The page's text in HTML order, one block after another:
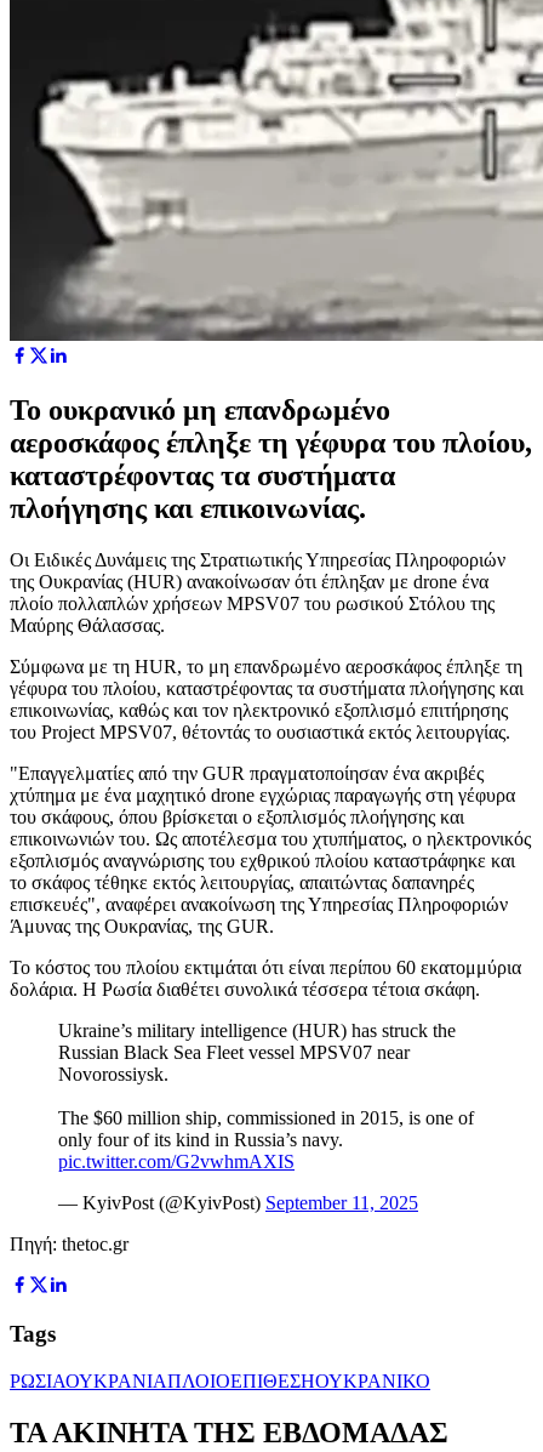
Το ουκρανικό μη επανδρωμένο
αεροσκάφος έπληξε τη γέφυρα του πλοίου,
καταστρέφοντας τα συστήματα
πλοήγησης και επικοινωνίας.
Οι Ειδικές Δυνάμεις της Στρατιωτικής Υπηρεσίας Πληροφοριών
της Ουκρανίας (HUR) ανακοίνωσαν ότι έπληξαν με drone ένα
πλοίο πολλαπλών χρήσεων MPSV07 του ρωσικού Στόλου της
Μαύρης Θάλασσας.
Σύμφωνα με τη HUR, το μη επανδρωμένο αεροσκάφος έπληξε τη
γέφυρα του πλοίου, καταστρέφοντας τα συστήματα πλοήγησης και
επικοινωνίας, καθώς και τον ηλεκτρονικό εξοπλισμό επιτήρησης
του Project MPSV07, θέτοντάς το ουσιαστικά εκτός λειτουργίας.
"Επαγγελματίες από την GUR πραγματοποίησαν ένα ακριβές
χτύπημα με ένα μαχητικό drone εγχώριας παραγωγής στη γέφυρα
του σκάφους, όπου βρίσκεται ο εξοπλισμός πλοήγησης και
επικοινωνιών του. Ως αποτέλεσμα του χτυπήματος, ο ηλεκτρονικός
εξοπλισμός αναγνώρισης του εχθρικού πλοίου καταστράφηκε και
το σκάφος τέθηκε εκτός λειτουργίας, απαιτώντας δαπανηρές
επισκευές", αναφέρει ανακοίνωση της Υπηρεσίας Πληροφοριών
Άμυνας της Ουκρανίας, της GUR.
Το κόστος του πλοίου εκτιμάται ότι είναι περίπου 60 εκατομμύρια
δολάρια. Η Ρωσία διαθέτει συνολικά τέσσερα τέτοια σκάφη.
Ukraine’s military intelligence (HUR) has struck the
Russian Black Sea Fleet vessel MPSV07 near
Novorossiysk.
The $60 million ship, commissioned in 2015, is one of
only four of its kind in Russia’s navy.
pic.twitter.com/G2vwhmAXIS
— KyivPost (@KyivPost) September 11, 2025
Πηγή: thetoc.gr
Tags
ΡΩΣΙΑΟΥΚΡΑΝΙΑΠΛΟΙΟΕΠΙΘΕΣΗΟΥΚΡΑΝΙΚΟ
ΤΑ ΑΚΙΝΗΤΑ ΤΗΣ ΕΒΔΟΜΑΔΑΣ